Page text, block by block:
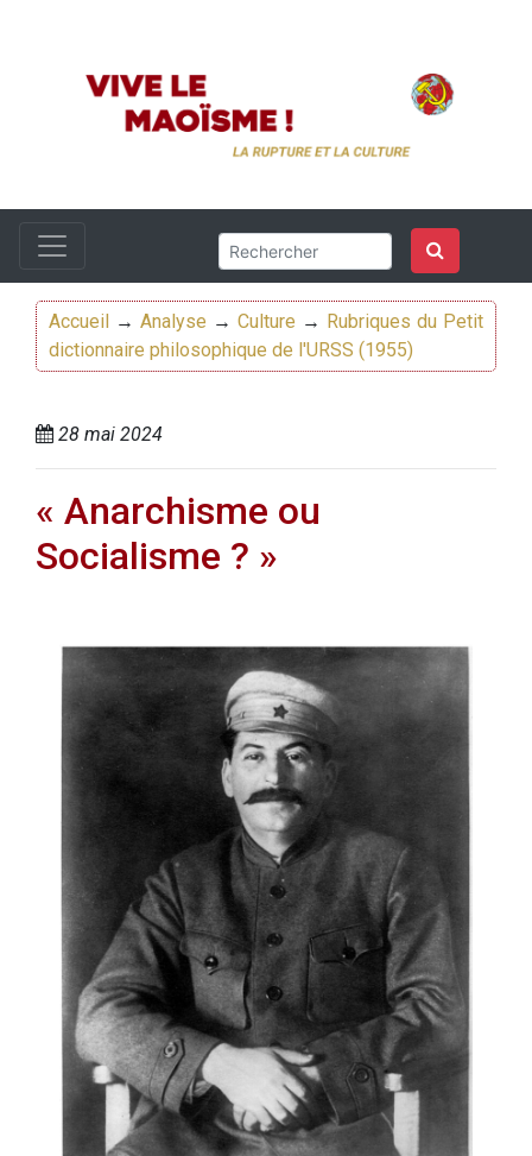
Accueil → Analyse → Culture → Rubriques du Petit
dictionnaire philosophique de l'URSS (1955)
28 mai 2024
« Anarchisme ou
Socialisme ? »